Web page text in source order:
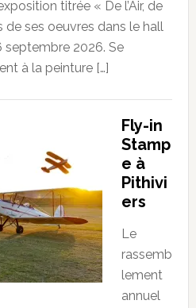
titrée « De l’Air, de
de ses oeuvres dans le hall
septembre 2026. Se
à la peinture […]
Fly-in
Stamp
e à
Pithivi
ers
Le
rassemb
lement
annuel